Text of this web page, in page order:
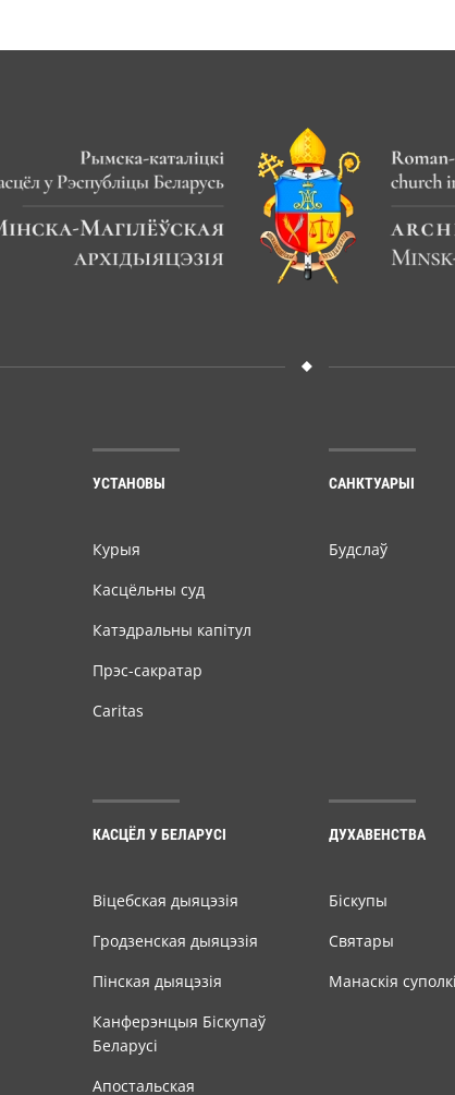
УСТАНОВЫ
Курыя
Касцёльны суд
Катэдральны капітул
Прэс-сакратар
Caritas
САНКТУАРЫІ
Будслаў
КАСЦЁЛ У БЕЛАРУСІ
Віцебская дыяцэзія
Гродзенская дыяцэзія
Пінская дыяцэзія
Канферэнцыя Біскупаў
Беларусі
Апостальская
ДУХАВЕНСТВА
Біскупы
Святары
Манаскія суполкі